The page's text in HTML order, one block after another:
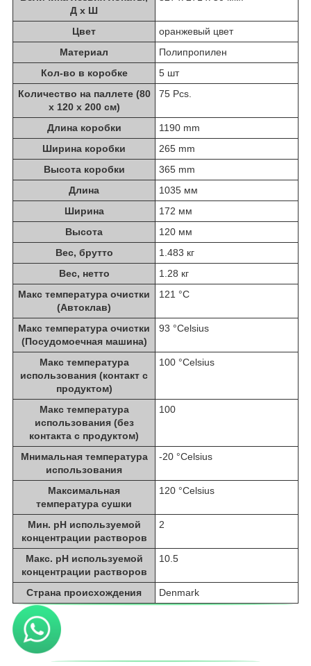
Д х Ш
Цвет
оранжевый цвет
Материал
Полипропилен
Кол-во в коробке
5 шт
Количество на паллете (80
х 120 х 200 см)
75 Pcs.
Длина коробки
1190 mm
Ширина коробки
265 mm
Высота коробки
365 mm
Длина
1035 мм
Ширина
172 мм
Высота
120 мм
Вес, брутто
1.483 кг
Вес, нетто
1.28 кг
Maкс температура очистки
(Автоклав)
121 °С
Maкс температура очистки
(Посудомоечная машина)
93 °Celsius
Maкс температура
использования (контакт с
продуктом)
100 °Celsius
Maкс температура
использования (без
контакта с продуктом)
100
Мнимальная температура
использования
-20 °Celsius
Максимальная
температура сушки
120 °Celsius
Мин. pH используемой
концентрации растворов
2
Макс. pH используемой
концентрации растворов
10.5
Страна происхождения Denmark